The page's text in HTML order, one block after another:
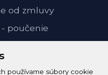
používame súbory cookie
od zmluvy
poučenie